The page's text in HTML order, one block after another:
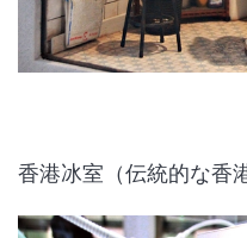
香港冰室（伝統的な